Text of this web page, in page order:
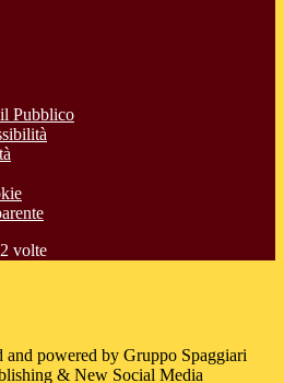
Pubblico
volte
powered by Gruppo Spaggiari
& New Social Media